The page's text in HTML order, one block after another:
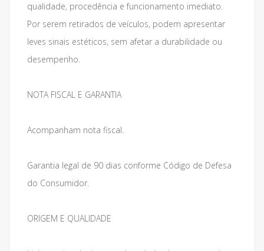
qualidade, procedência e funcionamento imediato.
Por serem retirados de veículos, podem apresentar
leves sinais estéticos, sem afetar a durabilidade ou
desempenho.
NOTA FISCAL E GARANTIA
Acompanham nota fiscal.
Garantia legal de 90 dias conforme Código de Defesa
do Consumidor.
ORIGEM E QUALIDADE